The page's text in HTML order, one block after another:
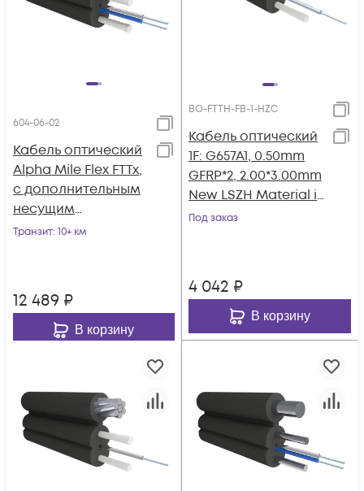
604-06-02
Кабель оптический
Alpha Mile Flex FTTx,
с дополнительным
несущим
элементом (FRP 1.8
Транзит: 10+ км
12 489 ₽
В корзину
BO-FTTH-FB-1-HZC
Кабель оптический
1F: G657A1, 0.50mm
GFRP*2, 2.00*3.00mm
New LSZH Material in
Black
Под заказ
4 042 ₽
В корзину